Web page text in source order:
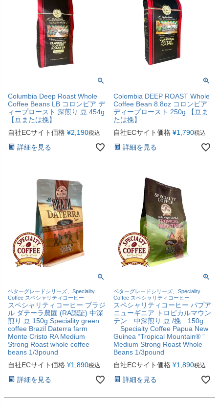
Columbia Deep Roast Whole
Coffee Beans LB コロンビア デ
ィープロースト 深煎り 豆 454g
【豆または挽】
自社ECサイト価格 ¥2,190税込
詳細を見る
Colombia DEEP ROAST Whole
Coffee Bean 8.8oz コロンビア
ディープロースト 250g 【豆ま
たは挽】
自社ECサイト価格 ¥1,790税込
詳細を見る
ベターグレードシリーズ、Speciality
Coffee スペシャリティコーヒー
スペシャリティコーヒー ブラジ
ル ダテーラ農園 (RA認証) 中深
煎り 豆 150g Speciality green
coffee Brazil Daterra farm
Monte Cristo RA Medium
Strong Roast whole coffee
beans 1/3pound
自社ECサイト価格 ¥1,890税込
詳細を見る
ベターグレードシリーズ、Speciality
Coffee スペシャリティコーヒー
スペシャリティコーヒー パプア
ニューギニア トロピカルマウン
テン 中深煎り 豆 /挽 150g
Specialty Coffee Papua New
Guinea “Tropical Mountain® ”
Medium Strong Roast Whole
Beans 1/3pound
自社ECサイト価格 ¥1,890税込
詳細を見る